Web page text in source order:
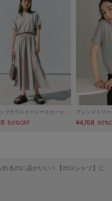
ドルマンブラウスイージースカートＳＥＴＵＰ
50%OFF
アシンメトリ
¥4,158
れるのに品がいい！【ポロシャツ】に